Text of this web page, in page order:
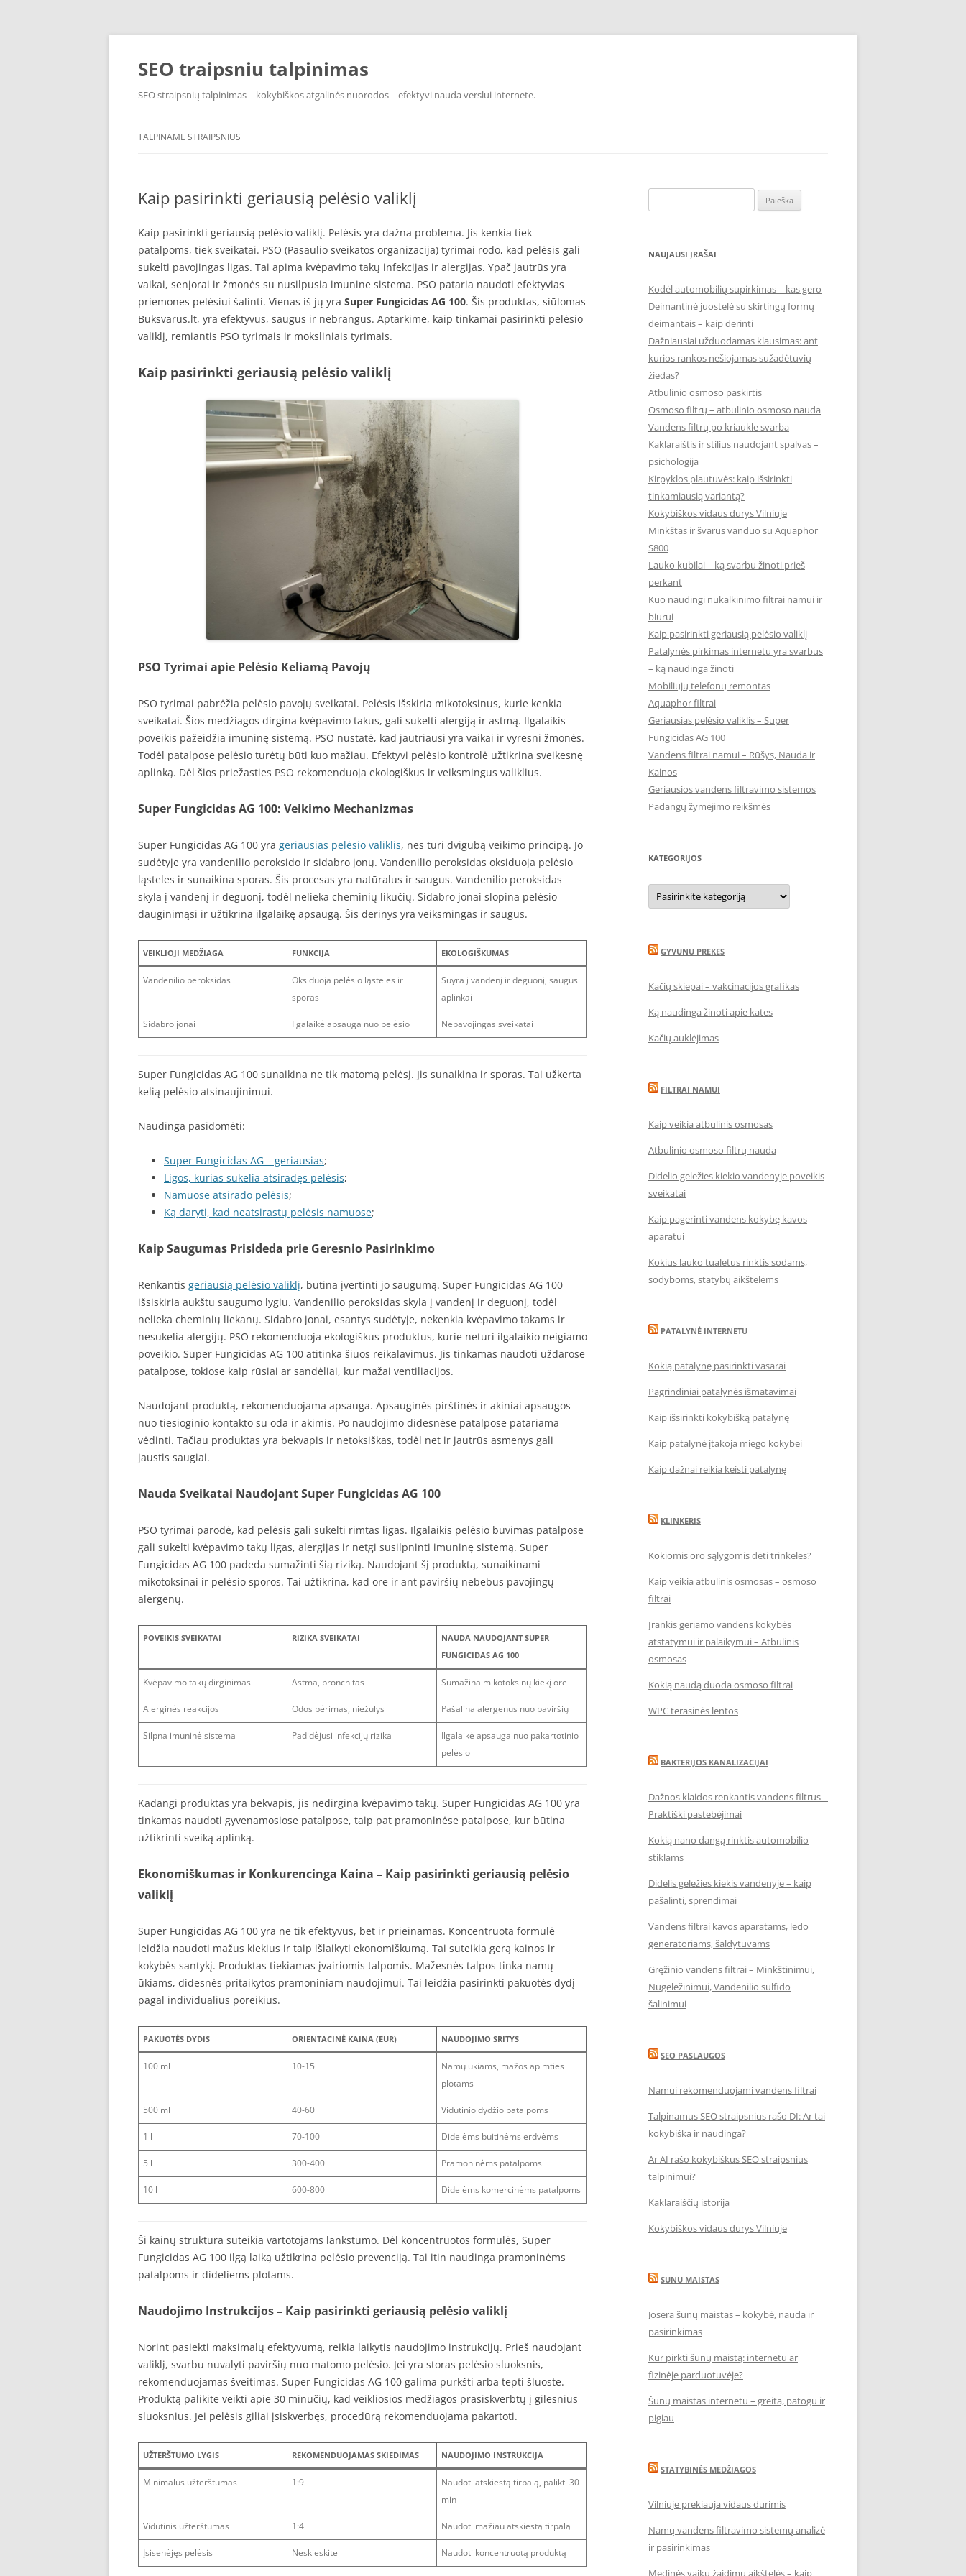
Pereiti
SEO traipsniu talpinimas
SEO straipsnių talpinimas – kokybiškos atgalinės nuorodos – efektyvi nauda verslui internete.
TALPINAME STRAIPSNIUS
Kaip pasirinkti geriausią pelėsio valiklį
Kaip pasirinkti geriausią pelėsio valiklį. Pelėsis yra dažna problema. Jis kenkia tiek
patalpoms, tiek sveikatai. PSO (Pasaulio sveikatos organizacija) tyrimai rodo, kad pelėsis gali
sukelti pavojingas ligas. Tai apima kvėpavimo takų infekcijas ir alergijas. Ypač jautrūs yra
vaikai, senjorai ir žmonės su nusilpusia imunine sistema. PSO pataria naudoti efektyvias
priemones pelėsiui šalinti. Vienas iš jų yra Super Fungicidas AG 100. Šis produktas, siūlomas
Buksvarus.lt, yra efektyvus, saugus ir nebrangus. Aptarkime, kaip tinkamai pasirinkti pelėsio
valiklį, remiantis PSO tyrimais ir moksliniais tyrimais.
Kaip pasirinkti geriausią pelėsio valiklį
PSO Tyrimai apie Pelėsio Keliamą Pavojų
PSO tyrimai pabrėžia pelėsio pavojų sveikatai. Pelėsis išskiria mikotoksinus, kurie kenkia
sveikatai. Šios medžiagos dirgina kvėpavimo takus, gali sukelti alergiją ir astmą. Ilgalaikis
poveikis pažeidžia imuninę sistemą. PSO nustatė, kad jautriausi yra vaikai ir vyresni žmonės.
Todėl patalpose pelėsio turėtų būti kuo mažiau. Efektyvi pelėsio kontrolė užtikrina sveikesnę
aplinką. Dėl šios priežasties PSO rekomenduoja ekologiškus ir veiksmingus valiklius.
Super Fungicidas AG 100: Veikimo Mechanizmas
Super Fungicidas AG 100 yra geriausias pelėsio valiklis, nes turi dvigubą veikimo principą. Jo
sudėtyje yra vandenilio peroksido ir sidabro jonų. Vandenilio peroksidas oksiduoja pelėsio
ląsteles ir sunaikina sporas. Šis procesas yra natūralus ir saugus. Vandenilio peroksidas
skyla į vandenį ir deguonį, todėl nelieka cheminių likučių. Sidabro jonai slopina pelėsio
dauginimąsi ir užtikrina ilgalaikę apsaugą. Šis derinys yra veiksmingas ir saugus.
VEIKLIOJI MEDŽIAGA FUNKCIJA EKOLOGIŠKUMAS
Vandenilio peroksidas
Oksiduoja pelėsio ląsteles ir
sporas
Suyra į vandenį ir deguonį, saugus
aplinkai
Sidabro jonai Ilgalaikė apsauga nuo pelėsio Nepavojingas sveikatai
Super Fungicidas AG 100 sunaikina ne tik matomą pelėsį. Jis sunaikina ir sporas. Tai užkerta
kelią pelėsio atsinaujinimui.
Naudinga pasidomėti:
Super Fungicidas AG – geriausias;
Ligos, kurias sukelia atsiradęs pelėsis;
Namuose atsirado pelėsis;
Ką daryti, kad neatsirastų pelėsis namuose;
Kaip Saugumas Prisideda prie Geresnio Pasirinkimo
Renkantis geriausią pelėsio valiklį, būtina įvertinti jo saugumą. Super Fungicidas AG 100
išsiskiria aukštu saugumo lygiu. Vandenilio peroksidas skyla į vandenį ir deguonį, todėl
nelieka cheminių liekanų. Sidabro jonai, esantys sudėtyje, nekenkia kvėpavimo takams ir
nesukelia alergijų. PSO rekomenduoja ekologiškus produktus, kurie neturi ilgalaikio neigiamo
poveikio. Super Fungicidas AG 100 atitinka šiuos reikalavimus. Jis tinkamas naudoti uždarose
patalpose, tokiose kaip rūsiai ar sandėliai, kur mažai ventiliacijos.
Naudojant produktą, rekomenduojama apsauga. Apsauginės pirštinės ir akiniai apsaugos
nuo tiesioginio kontakto su oda ir akimis. Po naudojimo didesnėse patalpose patariama
vėdinti. Tačiau produktas yra bekvapis ir netoksiškas, todėl net ir jautrūs asmenys gali
jaustis saugiai.
Nauda Sveikatai Naudojant Super Fungicidas AG 100
PSO tyrimai parodė, kad pelėsis gali sukelti rimtas ligas. Ilgalaikis pelėsio buvimas patalpose
gali sukelti kvėpavimo takų ligas, alergijas ir netgi susilpninti imuninę sistemą. Super
Fungicidas AG 100 padeda sumažinti šią riziką. Naudojant šį produktą, sunaikinami
mikotoksinai ir pelėsio sporos. Tai užtikrina, kad ore ir ant paviršių nebebus pavojingų
alergenų.
POVEIKIS SVEIKATAI RIZIKA SVEIKATAI
NAUDA NAUDOJANT SUPER
FUNGICIDAS AG 100
Kvėpavimo takų dirginimas Astma, bronchitas Sumažina mikotoksinų kiekį ore
Alerginės reakcijos Odos bėrimas, niežulys Pašalina alergenus nuo paviršių
Silpna imuninė sistema Padidėjusi infekcijų rizika
Ilgalaikė apsauga nuo pakartotinio
pelėsio
Kadangi produktas yra bekvapis, jis nedirgina kvėpavimo takų. Super Fungicidas AG 100 yra
tinkamas naudoti gyvenamosiose patalpose, taip pat pramoninėse patalpose, kur būtina
užtikrinti sveiką aplinką.
Ekonomiškumas ir Konkurencinga Kaina – Kaip pasirinkti geriausią pelėsio
valiklį
Super Fungicidas AG 100 yra ne tik efektyvus, bet ir prieinamas. Koncentruota formulė
leidžia naudoti mažus kiekius ir taip išlaikyti ekonomiškumą. Tai suteikia gerą kainos ir
kokybės santykį. Produktas tiekiamas įvairiomis talpomis. Mažesnės talpos tinka namų
ūkiams, didesnės pritaikytos pramoniniam naudojimui. Tai leidžia pasirinkti pakuotės dydį
pagal individualius poreikius.
PAKUOTĖS DYDIS ORIENTACINĖ KAINA (EUR) NAUDOJIMO SRITYS
100 ml 10-15
Namų ūkiams, mažos apimties
plotams
500 ml 40-60 Vidutinio dydžio patalpoms
1 l 70-100 Didelėms buitinėms erdvėms
5 l 300-400 Pramoninėms patalpoms
10 l 600-800 Didelėms komercinėms patalpoms
Ši kainų struktūra suteikia vartotojams lankstumo. Dėl koncentruotos formulės, Super
Fungicidas AG 100 ilgą laiką užtikrina pelėsio prevenciją. Tai itin naudinga pramoninėms
patalpoms ir dideliems plotams.
Naudojimo Instrukcijos – Kaip pasirinkti geriausią pelėsio valiklį
Norint pasiekti maksimalų efektyvumą, reikia laikytis naudojimo instrukcijų. Prieš naudojant
valiklį, svarbu nuvalyti paviršių nuo matomo pelėsio. Jei yra storas pelėsio sluoksnis,
rekomenduojamas šveitimas. Super Fungicidas AG 100 galima purkšti arba tepti šluoste.
Produktą palikite veikti apie 30 minučių, kad veikliosios medžiagos prasiskverbtų į gilesnius
sluoksnius. Jei pelėsis giliai įsiskverbęs, procedūrą rekomenduojama pakartoti.
UŽTERŠTUMO LYGIS REKOMENDUOJAMAS SKIEDIMAS NAUDOJIMO INSTRUKCIJA
Minimalus užterštumas 1:9
Naudoti atskiestą tirpalą, palikti 30
min
Vidutinis užterštumas 1:4 Naudoti mažiau atskiestą tirpalą
Įsisenėjęs pelėsis Neskieskite Naudoti koncentruotą produktą
NAUJAUSI ĮRAŠAI
Kodėl automobilių supirkimas – kas gero
Deimantinė juostelė su skirtingų formų
deimantais – kaip derinti
Dažniausiai užduodamas klausimas: ant
kurios rankos nešiojamas sužadėtuvių
žiedas?
Atbulinio osmoso paskirtis
Osmoso filtrų – atbulinio osmoso nauda
Vandens filtrų po kriaukle svarba
Kaklaraištis ir stilius naudojant spalvas –
psichologija
Kirpyklos plautuvės: kaip išsirinkti
tinkamiausią variantą?
Kokybiškos vidaus durys Vilniuje
Minkštas ir švarus vanduo su Aquaphor
S800
Lauko kubilai – ką svarbu žinoti prieš
perkant
Kuo naudingi nukalkinimo filtrai namui ir
biurui
Kaip pasirinkti geriausią pelėsio valiklį
Patalynės pirkimas internetu yra svarbus
– ką naudinga žinoti
Mobiliųjų telefonų remontas
Aquaphor filtrai
Geriausias pelėsio valiklis – Super
Fungicidas AG 100
Vandens filtrai namui – Rūšys, Nauda ir
Kainos
Geriausios vandens filtravimo sistemos
Padangų žymėjimo reikšmės
KATEGORIJOS
Kategorijos
GYVUNU PREKES
Kačių skiepai – vakcinacijos grafikas
Ką naudinga žinoti apie kates
Kačių auklėjimas
FILTRAI NAMUI
Kaip veikia atbulinis osmosas
Atbulinio osmoso filtrų nauda
Didelio geležies kiekio vandenyje poveikis
sveikatai
Kaip pagerinti vandens kokybę kavos
aparatui
Kokius lauko tualetus rinktis sodams,
sodyboms, statybų aikštelėms
PATALYNĖ INTERNETU
Kokią patalynę pasirinkti vasarai
Pagrindiniai patalynės išmatavimai
Kaip išsirinkti kokybišką patalynę
Kaip patalynė įtakoja miego kokybei
Kaip dažnai reikia keisti patalynę
KLINKERIS
Kokiomis oro sąlygomis dėti trinkeles?
Kaip veikia atbulinis osmosas – osmoso
filtrai
Įrankis geriamo vandens kokybės
atstatymui ir palaikymui – Atbulinis
osmosas
Kokią naudą duoda osmoso filtrai
WPC terasinės lentos
BAKTERIJOS KANALIZACIJAI
Dažnos klaidos renkantis vandens filtrus –
Praktiški pastebėjimai
Kokią nano dangą rinktis automobilio
stiklams
Didelis geležies kiekis vandenyje – kaip
pašalinti, sprendimai
Vandens filtrai kavos aparatams, ledo
generatoriams, šaldytuvams
Gręžinio vandens filtrai – Minkštinimui,
Nugeležinimui, Vandenilio sulfido
šalinimui
SEO PASLAUGOS
Namui rekomenduojami vandens filtrai
Talpinamus SEO straipsnius rašo DI: Ar tai
kokybiška ir naudinga?
Ar AI rašo kokybiškus SEO straipsnius
talpinimui?
Kaklaraiščių istorija
Kokybiškos vidaus durys Vilniuje
SUNU MAISTAS
Josera šunų maistas – kokybė, nauda ir
pasirinkimas
Kur pirkti šunų maistą: internetu ar
fizinėje parduotuvėje?
Šunų maistas internetu – greita, patogu ir
pigiau
STATYBINĖS MEDŽIAGOS
Vilniuje prekiauja vidaus durimis
Namų vandens filtravimo sistemų analizė
ir pasirinkimas
Medinės vaikų žaidimų aikštelės – kaip